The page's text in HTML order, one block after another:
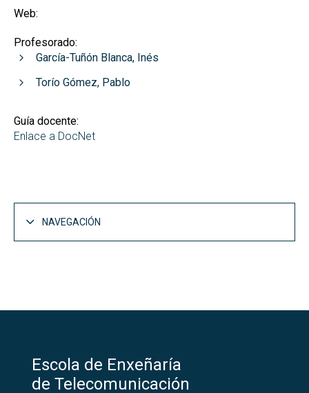
Web:
Profesorado:
García-Tuñón Blanca, Inés
Torío Gómez, Pablo
Guía docente:
Enlace a DocNet
NAVEGACIÓN
Escola de Enxeñaría
de Telecomunicación